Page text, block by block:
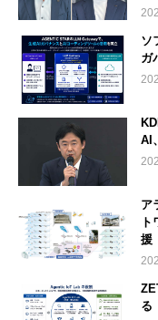
ソ
ガ
AI
ア
援
る